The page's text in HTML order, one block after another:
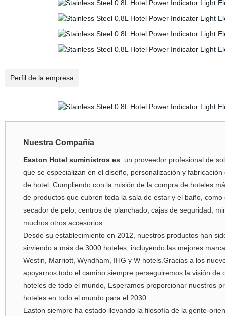
Perfil de la empresa
Nuestra Compañía
Easton Hotel suministros es
un proveedor profesional de
que se especializan en el diseño, personalización y
de hotel. Cumpliendo con la misión de la compra de hoteles
de productos que cubren toda la sala de estar y el baño,
secador de pelo, centros de planchado, cajas de seguridad,
muchos otros accesorios.
Desde su establecimiento en 2012, nuestros productos han
sirviendo a más de 3000 hoteles, incluyendo las mejores
Westin, Marriott, Wyndham, IHG y W hotels.Gracias a los
apoyarnos todo el camino.siempre perseguiremos la visión
hoteles de todo el mundo, Esperamos proporcionar nuestros
hoteles en todo el mundo para el 2030.
Easton siempre ha estado llevando la filosofía de la gente-